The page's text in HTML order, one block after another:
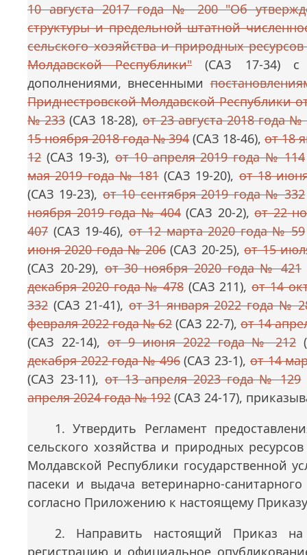
10 августа 2017 года № 200 "Об
структуры и предельной штатной
сельского хозяйства и природных
Молдавской Республики"(САЗ 17-34) с
дополнениями, внесенными
Приднестровской Молдавской Республики
№ 233 (САЗ 18-28), от 23 августа 2018 года №
15 ноября 2018 года № 394 (САЗ 18-46), от 18
12 (САЗ 19-3),от 10 апреля 2019 года № 114
мая 2019 года № 181(САЗ 19-20),от 18
(САЗ 19-23), от 10 сентября 2019 года № 332
ноября 2019 года № 404(САЗ 20-2),от 22
407 (САЗ 19-46),от 12 марта 2020 года № 59
июня 2020 года № 206 (САЗ 20-25),от 15
(САЗ 20-29),от 30 ноября 2020 года № 421
декабря 2020 года № 478(САЗ 211),от 14
332 (САЗ 21-41),от 31 января 2022 года №
февраля 2022 года № 62 (САЗ 22-7), от 14
(САЗ 22-14),от 9 июня 2022 года № 212
декабря 2022 года № 496(САЗ 23-1), от 14
(САЗ 23-11),от 13 апреля 2023 года № 129
апреля 2024 года № 192 (САЗ 24-17),
1. Утвердить Регламент
сельского хозяйства и природных
Молдавской Республики государственной
пасеки и выдача ветеринарно-
согласно Приложению к настоящему
2. Направить настоящий Приказ на
регистрацию и официальное